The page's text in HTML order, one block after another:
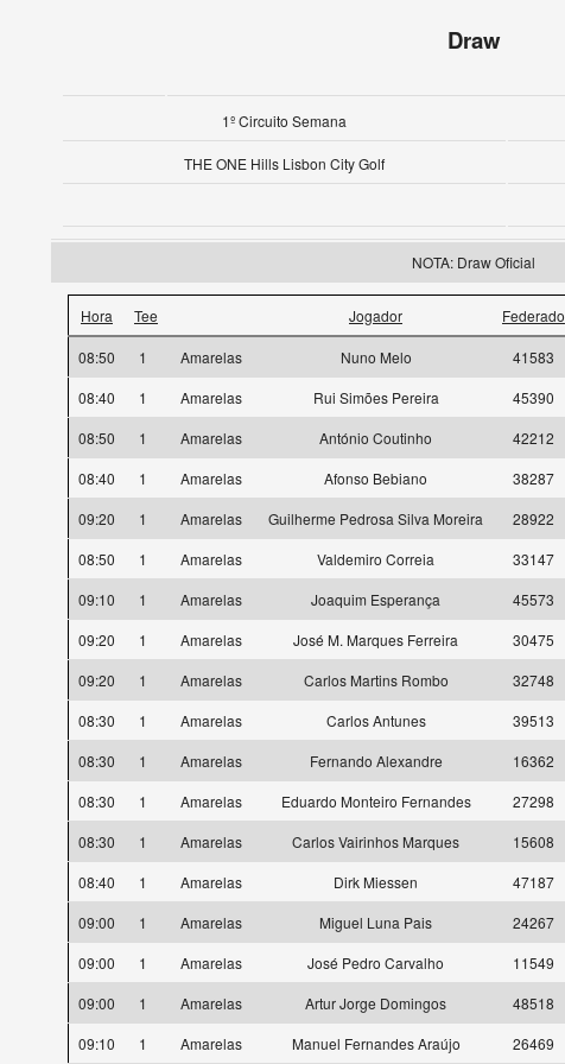
Draw
1º Circuito Semana
THE ONE Hills Lisbon City Golf
NOTA: Draw Oficial
Hora Tee Jogador Federado
08:50 1 Amarelas Nuno Melo 41583
08:40
1 Amarelas Rui Simões Pereira 45390
08:50
1 Amarelas António Coutinho 42212
08:40
1 Amarelas Afonso Bebiano 38287
09:20
1 Amarelas Guilherme Pedrosa Silva Moreira 28922
08:50
1 Amarelas Valdemiro Correia 33147
09:10
1 Amarelas Joaquim Esperança 45573
09:20
1 Amarelas José M. Marques Ferreira 30475
09:20
1 Amarelas Carlos Martins Rombo 32748
08:30
1 Amarelas Carlos Antunes 39513
08:30
1 Amarelas Fernando Alexandre 16362
08:30
1 Amarelas Eduardo Monteiro Fernandes 27298
08:30
1 Amarelas Carlos Vairinhos Marques 15608
08:40
1 Amarelas Dirk Miessen 47187
09:00
1 Amarelas Miguel Luna Pais 24267
09:00
1 Amarelas José Pedro Carvalho 11549
09:00
1 Amarelas Artur Jorge Domingos 48518
09:10
1 Amarelas Manuel Fernandes Araújo 26469